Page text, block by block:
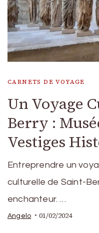
CARNETS DE VOYAGE
Un Voyage
Berry :
Vestiges
Entreprendre un
culturelle de Saint-
enchanteur. …
Angelo 01/02/2024